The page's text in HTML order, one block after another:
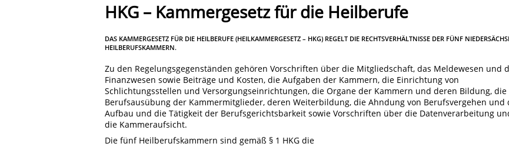
HKG – Kammergesetz für die Heilberufe
DAS KAMMERGESETZ FÜR DIE HEILBERUFE (HEILKAMMERGESETZ – HKG) REGELT DIE RECHTSVERHÄLTNISSE DER FÜNF
HEILBERUFSKAMMERN.
Zu den Regelungsgegenständen gehören Vorschriften über die Mitgliedschaft, das Meldewesen und
Finanzwesen sowie Beiträge und Kosten, die Aufgaben der Kammern, die Einrichtung von
Schlichtungsstellen und Versorgungseinrichtungen, die Organe der Kammern und deren Bildung, die
Berufsausübung der Kammermitglieder, deren Weiterbildung, die Ahndung von Berufsvergehen und
Aufbau und die Tätigkeit der Berufsgerichtsbarkeit sowie Vorschriften über die Datenverarbeitung
die Kammeraufsicht.
Die fünf Heilberufskammern sind gemäß § 1 HKG die